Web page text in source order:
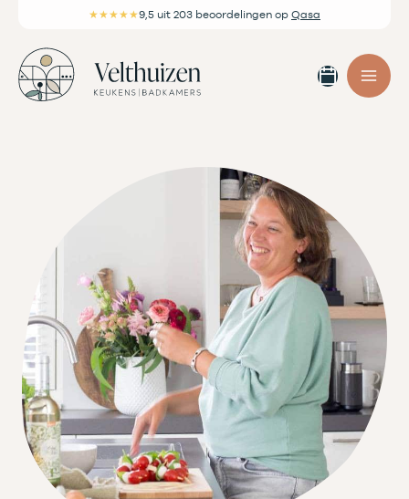
inhoud
★★★★★9,5 uit 203 beoordelingen op Qasa
maken